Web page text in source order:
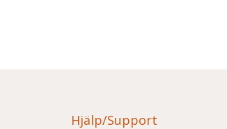
Hjälp/Support